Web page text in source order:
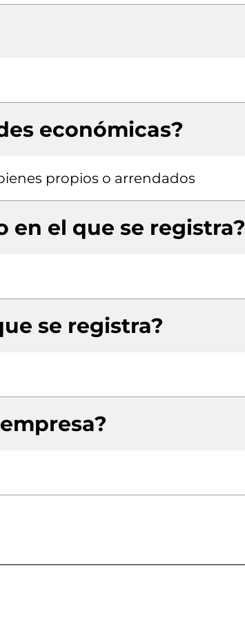
económicas?
propios o arrendados
en el que se registra?
se registra?